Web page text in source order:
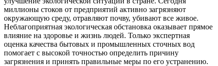
миллионы стоков от предприятий активно загрязняют
окружающую среду, отравляют почву, убивают все живое.
Неблагоприятная экологическая обстановка оказывает прямое
влияние на здоровье и жизнь людей. Только экспертная
оценка качества бытовых и промышленных сточных вод
помогает с высокой точностью определить причину
загрязнения и принять правильные меры по его устранению.